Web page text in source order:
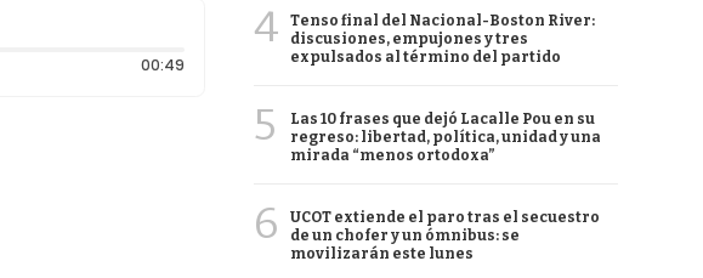
00:49Duración: 49 segundos
4
Tenso final del Nacional-Boston River:
discusiones, empujones y tres
expulsados al término del partido
5
Las 10 frases que dejó Lacalle Pou en su
regreso: libertad, política, unidad y una
mirada “menos ortodoxa”
6
UCOT extiende el paro tras el secuestro
de un chofer y un ómnibus: se
movilizarán este lunes